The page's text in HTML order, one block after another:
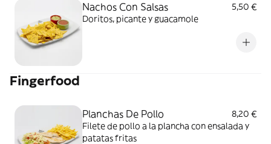
Nachos Con Salsas
5,50 €
Doritos, picante y guacamole
Fingerfood
Planchas De Pollo
8,20 €
Filete de pollo a la plancha con ensalada y
patatas fritas